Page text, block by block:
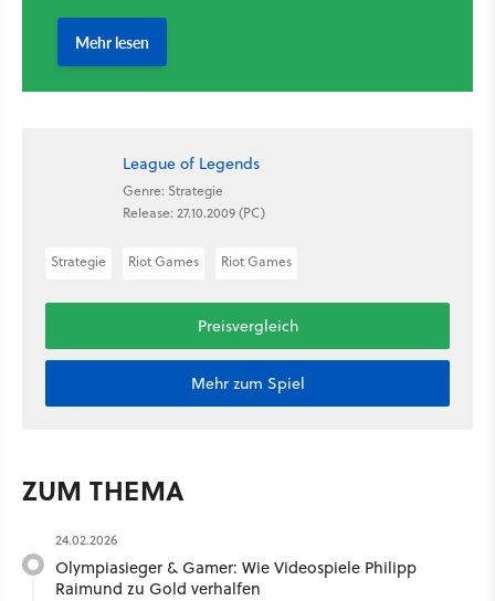
League of Legends
Genre: Strategie
Release: 27.10.2009 (PC)
Strategie Riot Games Riot Games
Preisvergleich
Mehr zum Spiel
ZUM THEMA
24.02.2026
Olympiasieger & Gamer: Wie Videospiele Philipp
Raimund zu Gold verhalfen